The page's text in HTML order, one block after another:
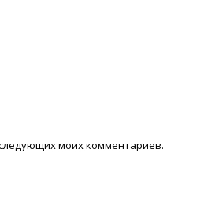
моих комментариев.